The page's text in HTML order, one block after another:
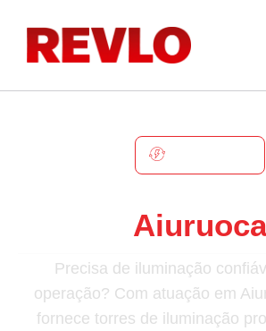
Aiuruoca
Precisa de iluminação
operação? Com atuação em
fornece torres de iluminação